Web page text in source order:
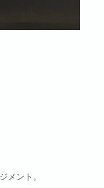
メント。